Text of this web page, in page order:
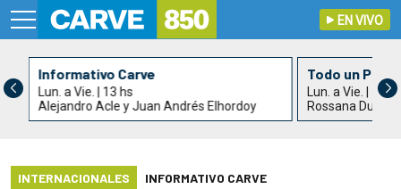
EN VIVO
Informativo Carve
Lun. a Vie. | 13 hs
Alejandro Acle y Juan Andrés Elhordoy
Todo un País
Lun. a Vie. | 15 hs
Rossana Duarte
INTERNACIONALES INFORMATIVO CARVE